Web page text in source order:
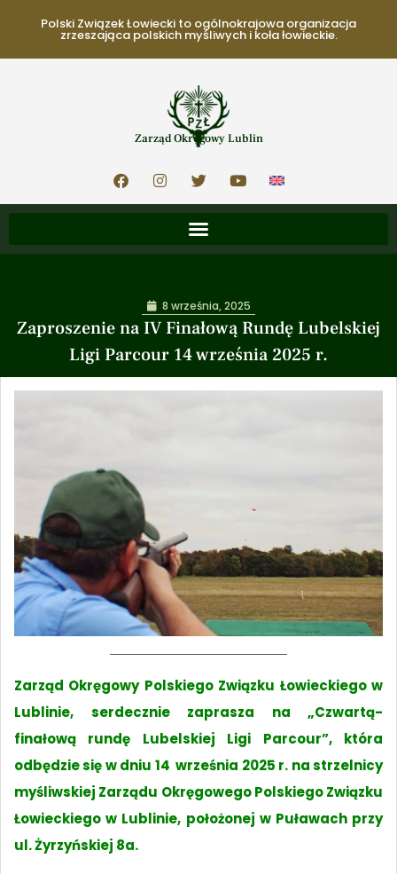
Polski Związek Łowiecki to ogólnokrajowa organizacja
zrzeszająca polskich myśliwych i koła łowieckie.
Zarząd Okręgowy Lublin
Zaproszenie na IV Finałową Rundę Lubelskiej
Ligi Parcour 14 września 2025 r.
8 września, 2025
Zarząd Okręgowy Polskiego Związku Łowieckiego w
Lublinie, serdecznie zaprasza na „Czwartą-
finałową rundę Lubelskiej Ligi Parcour”, która
odbędzie się w dniu 14 września 2025 r. na strzelnicy
myśliwskiej Zarządu Okręgowego Polskiego Związku
Łowieckiego w Lublinie, położonej w Puławach przy
ul. Żyrzyńskiej 8a.